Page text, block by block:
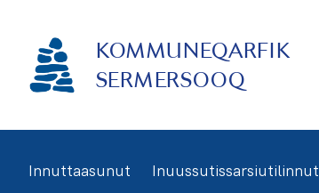
KOMMUNEQARFIK
SERMERSOOQ
Innuttaasunut Inuussutissarsiutilinnut